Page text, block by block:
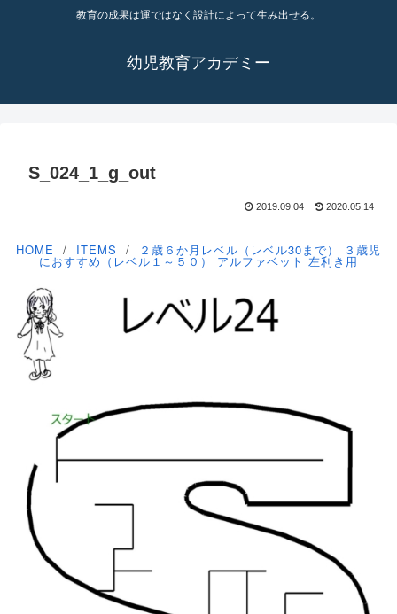
教育の成果は運ではなく設計によって生み出せる。
幼児教育アカデミー
S_024_1_g_out
2019.09.04 2020.05.14
HOME ITEMS ２歳６か月レベル（レベル30まで） ３歳児
におすすめ（レベル１～５０） アルファベット 左利き用